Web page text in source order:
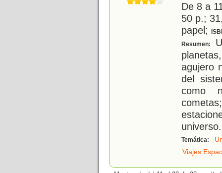
De 8 a
50 p.;
papel;
Resumen:
agujero
del
como
Temática:
Viajes